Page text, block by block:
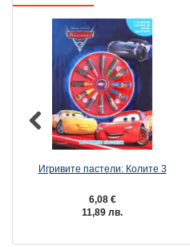
Игривите пастели: Колите 3
6,08 €
11,89 лв.